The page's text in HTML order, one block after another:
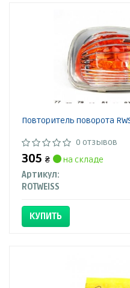
Повторитель поворота
0 отзывов
305 ₴
на складе
Артикул:
ROTWEISS
КУПИТЬ